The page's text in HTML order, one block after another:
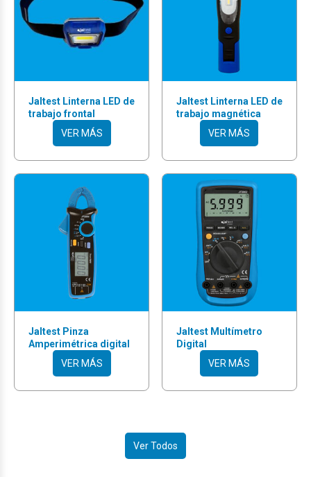
Jaltest Linterna LED de
trabajo frontal
VER MÁS
Jaltest Linterna LED de
trabajo magnética
VER MÁS
Jaltest Pinza
Amperimétrica digital
VER MÁS
Jaltest Multímetro
Digital
VER MÁS
Ver Todos